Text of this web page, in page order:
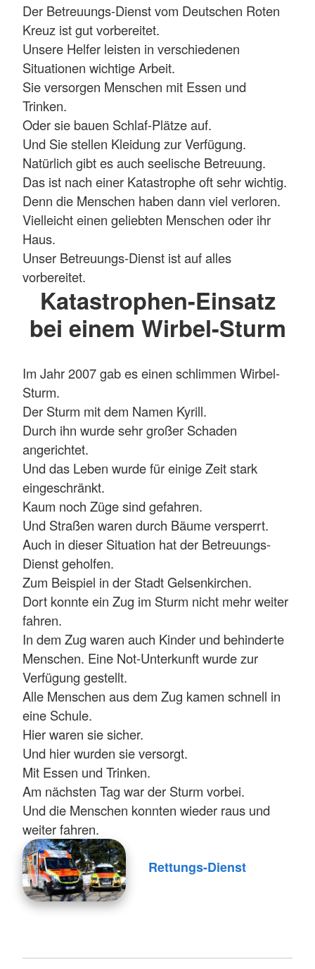
Der Betreuungs-Dienst vom Deutschen Roten
Kreuz ist gut vorbereitet.
Unsere Helfer leisten in verschiedenen
Situationen wichtige Arbeit.
Sie versorgen Menschen mit Essen und
Trinken.
Oder sie bauen Schlaf-Plätze auf.
Und Sie stellen Kleidung zur Verfügung.
Natürlich gibt es auch seelische Betreuung.
Das ist nach einer Katastrophe oft sehr wichtig.
Denn die Menschen haben dann viel verloren.
Vielleicht einen geliebten Menschen oder ihr
Haus.
Unser Betreuungs-Dienst ist auf alles
vorbereitet.
Katastrophen-Einsatz
bei einem Wirbel-Sturm
Im Jahr 2007 gab es einen schlimmen Wirbel-
Sturm.
Der Sturm mit dem Namen Kyrill.
Durch ihn wurde sehr großer Schaden
angerichtet.
Und das Leben wurde für einige Zeit stark
eingeschränkt.
Kaum noch Züge sind gefahren.
Und Straßen waren durch Bäume versperrt.
Auch in dieser Situation hat der Betreuungs-
Dienst geholfen.
Zum Beispiel in der Stadt Gelsenkirchen.
Dort konnte ein Zug im Sturm nicht mehr weiter
fahren.
In dem Zug waren auch Kinder und behinderte
Menschen. Eine Not-Unterkunft wurde zur
Verfügung gestellt.
Alle Menschen aus dem Zug kamen schnell in
eine Schule.
Hier waren sie sicher.
Und hier wurden sie versorgt.
Mit Essen und Trinken.
Am nächsten Tag war der Sturm vorbei.
Und die Menschen konnten wieder raus und
weiter fahren.
Rettungs-Dienst